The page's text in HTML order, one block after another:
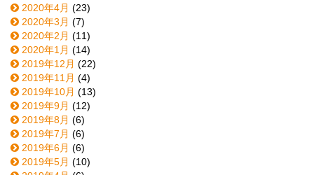
2020年4月 (23)
2020年3月 (7)
2020年2月 (11)
2020年1月 (14)
2019年12月 (22)
2019年11月 (4)
2019年10月 (13)
2019年9月 (12)
2019年8月 (6)
2019年7月 (6)
2019年6月 (6)
2019年5月 (10)